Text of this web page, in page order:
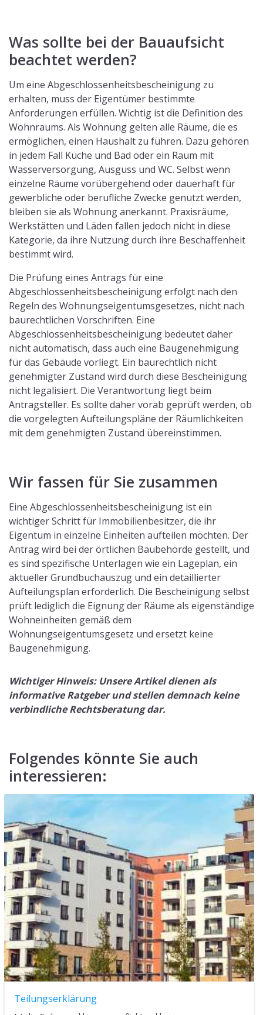
Was sollte bei der Bauaufsicht
beachtet werden?
Um eine Abgeschlossenheitsbescheinigung zu
erhalten, muss der Eigentümer bestimmte
Anforderungen erfüllen. Wichtig ist die Definition des
Wohnraums. Als Wohnung gelten alle Räume, die es
ermöglichen, einen Haushalt zu führen. Dazu gehören
in jedem Fall Küche und Bad oder ein Raum mit
Wasserversorgung, Ausguss und WC. Selbst wenn
einzelne Räume vorübergehend oder dauerhaft für
gewerbliche oder berufliche Zwecke genutzt werden,
bleiben sie als Wohnung anerkannt. Praxisräume,
Werkstätten und Läden fallen jedoch nicht in diese
Kategorie, da ihre Nutzung durch ihre Beschaffenheit
bestimmt wird.
Die Prüfung eines Antrags für eine
Abgeschlossenheitsbescheinigung erfolgt nach den
Regeln des Wohnungseigentumsgesetzes, nicht nach
baurechtlichen Vorschriften. Eine
Abgeschlossenheitsbescheinigung bedeutet daher
nicht automatisch, dass auch eine Baugenehmigung
für das Gebäude vorliegt. Ein baurechtlich nicht
genehmigter Zustand wird durch diese Bescheinigung
nicht legalisiert. Die Verantwortung liegt beim
Antragsteller. Es sollte daher vorab geprüft werden, ob
die vorgelegten Aufteilungspläne der Räumlichkeiten
mit dem genehmigten Zustand übereinstimmen.
Wir fassen für Sie zusammen
Eine Abgeschlossenheitsbescheinigung ist ein
wichtiger Schritt für Immobilienbesitzer, die ihr
Eigentum in einzelne Einheiten aufteilen möchten. Der
Antrag wird bei der örtlichen Baubehörde gestellt, und
es sind spezifische Unterlagen wie ein Lageplan, ein
aktueller Grundbuchauszug und ein detaillierter
Aufteilungsplan erforderlich. Die Bescheinigung selbst
prüft lediglich die Eignung der Räume als eigenständige
Wohneinheiten gemäß dem
Wohnungseigentumsgesetz und ersetzt keine
Baugenehmigung.
Wichtiger Hinweis: Unsere Artikel dienen als
informative Ratgeber und stellen demnach keine
verbindliche Rechtsberatung dar.
Folgendes könnte Sie auch
interessieren:
Teilungserklärung